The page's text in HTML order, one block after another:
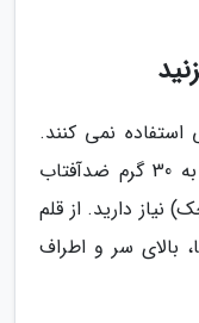
استفاده نمی کنند.
برای هر بار پوشش بدنتان دست کم به 30 گرم ضدآفتاب
نیاز دارید. از قلم
بالای سر و اطراف